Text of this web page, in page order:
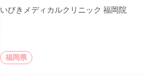
いびきメディカルクリニック 福岡院
福岡県